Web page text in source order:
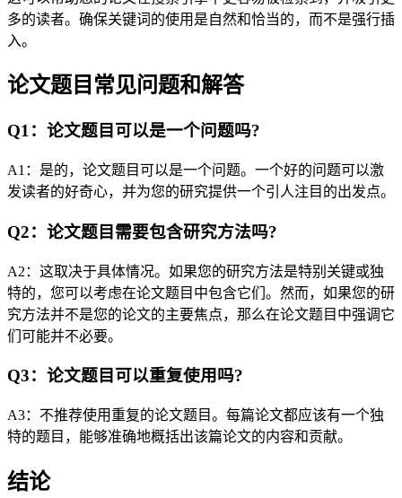
多的读者。确保关键词的使用是自然和恰当的，而不是强行插
入。
论文题目常见问题和解答
Q1：论文题目可以是一个问题吗?
A1：是的，论文题目可以是一个问题。一个好的问题可以激
发读者的好奇心，并为您的研究提供一个引人注目的出发点。
Q2：论文题目需要包含研究方法吗?
A2：这取决于具体情况。如果您的研究方法是特别关键或独
特的，您可以考虑在论文题目中包含它们。然而，如果您的研
究方法并不是您的论文的主要焦点，那么在论文题目中强调它
们可能并不必要。
Q3：论文题目可以重复使用吗?
A3：不推荐使用重复的论文题目。每篇论文都应该有一个独
特的题目，能够准确地概括出该篇论文的内容和贡献。
结论